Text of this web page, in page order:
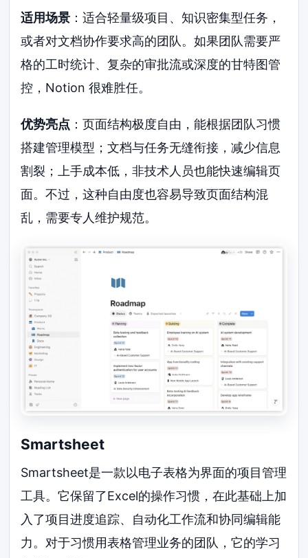
适用场景 ：适合轻量级项目、知识密集型任务，
或者对文档协作要求高的团队。如果团队需要严
格的工时统计、复杂的审批流或深度的甘特图管
控，Notion 很难胜任。
优势亮点 ：页面结构极度自由，能根据团队习惯
搭建管理模型；文档与任务无缝衔接，减少信息
割裂；上手成本低，非技术人员也能快速编辑页
面。不过，这种自由度也容易导致页面结构混
乱，需要专人维护规范。
Smartsheet
Smartsheet是一款以电子表格为界面的项目管理
工具。它保留了Excel的操作习惯，在此基础上加
入了项目进度追踪、自动化工作流和协同编辑能
力。对于习惯用表格管理业务的团队，它的学习